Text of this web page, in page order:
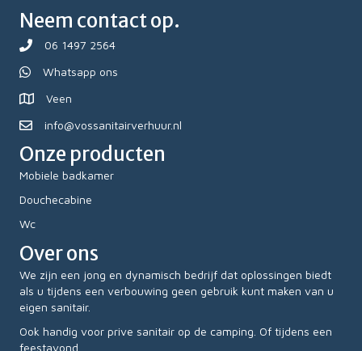
Neem contact op.
06 1497 2564
Whatsapp ons
Veen
info@vossanitairverhuur.nl
Onze producten
Mobiele badkamer
Douchecabine
Wc
Over ons
We zijn een jong en dynamisch bedrijf dat oplossingen biedt
als u tijdens een verbouwing geen gebruik kunt maken van u
eigen sanitair.
Ook handig voor prive sanitair op de camping. Of tijdens een
feestavond.